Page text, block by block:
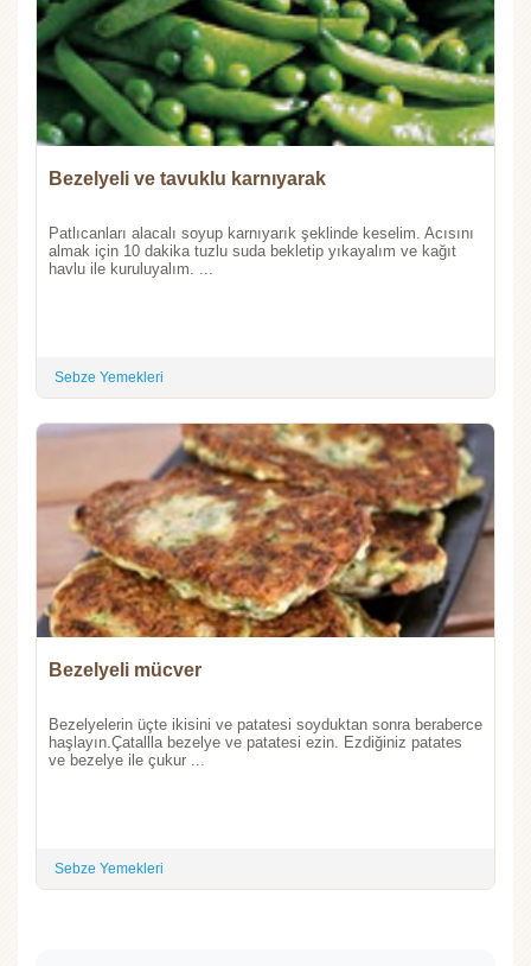
Bezelyeli ve tavuklu karnıyarak
Patlıcanları alacalı soyup karnıyarık şeklinde keselim. Acısını
almak için 10 dakika tuzlu suda bekletip yıkayalım ve kağıt
havlu ile kuruluyalım. ...
Sebze Yemekleri
Bezelyeli mücver
Bezelyelerin üçte ikisini ve patatesi soyduktan sonra beraberce
haşlayın.Çatallla bezelye ve patatesi ezin. Ezdiğiniz patates
ve bezelye ile çukur ...
Sebze Yemekleri